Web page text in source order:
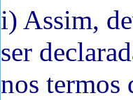
i) Assim,
ser
nos termos